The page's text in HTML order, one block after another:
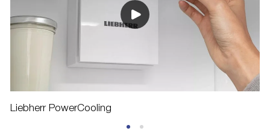
Liebherr PowerCooling